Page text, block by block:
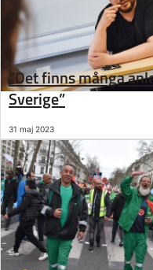
”Det finns många
Sverige”
31 maj 2023